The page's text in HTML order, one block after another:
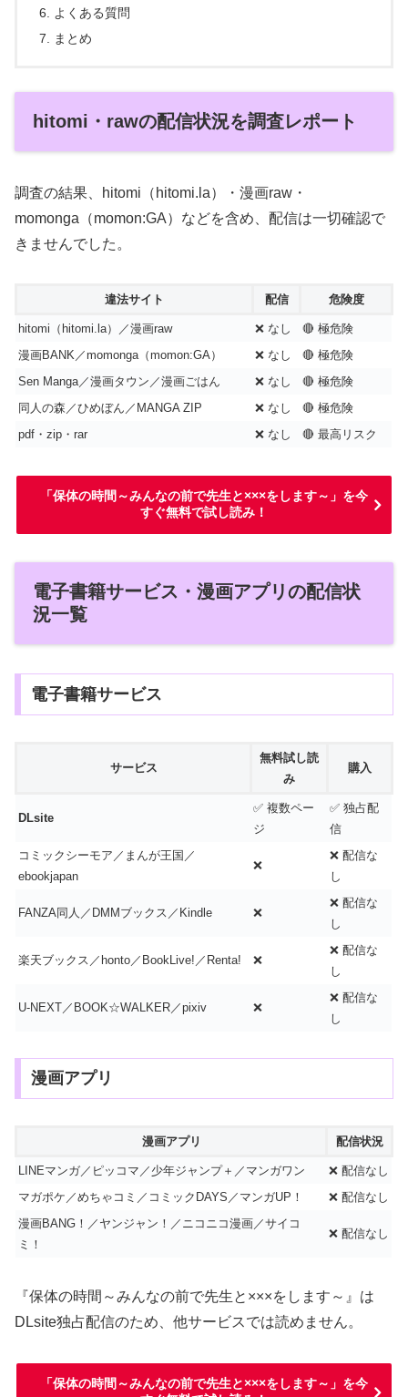
よくある質問
まとめ
hitomi・rawの配信状況を調査レポート
調査の結果、hitomi（hitomi.la）・漫画raw・
momonga（momon:GA）などを含め、配信は一切確認で
きませんでした。
違法サイト 配信 危険度
hitomi（hitomi.la）／漫画raw ❌ なし
🔴 極危険
漫画BANK／momonga（momon:GA）
❌ なし
🔴 極危険
Sen Manga／漫画タウン／漫画ごはん
❌ なし
🔴 極危険
同人の森／ひめぼん／MANGA ZIP
❌ なし
🔴 極危険
pdf・zip・rar
❌ なし 🔴 最高リスク
「保体の時間～みんなの前で先生と×××をします～」を今
すぐ無料で試し読み！
電子書籍サービス・漫画アプリの配信状
況一覧
電子書籍サービス
サービス
無料試し読
み
購入
DLsite
✅ 複数ペー
ジ
✅ 独占配
信
コミックシーモア／まんが王国／
ebookjapan
❌
❌ 配信な
し
FANZA同人／DMMブックス／Kindle ❌
❌ 配信な
し
楽天ブックス／honto／BookLive!／Renta! ❌
❌ 配信な
し
U-NEXT／BOOK☆WALKER／pixiv ❌
❌ 配信な
し
漫画アプリ
漫画アプリ 配信状況
LINEマンガ／ピッコマ／少年ジャンプ＋／マンガワン
❌ 配信なし
マガポケ／めちゃコミ／コミックDAYS／マンガUP！
❌ 配信なし
漫画BANG！／ヤンジャン！／ニコニコ漫画／サイコ
ミ！
❌ 配信なし
『保体の時間～みんなの前で先生と×××をします～』は
DLsite独占配信のため、他サービスでは読めません。
「保体の時間～みんなの前で先生と×××をします～」を今